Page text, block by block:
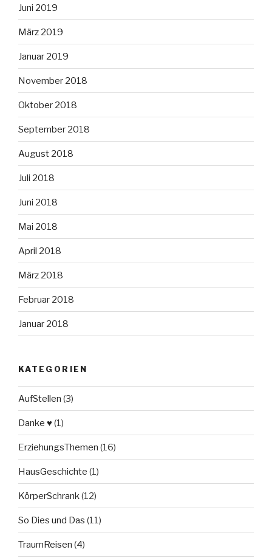
Juni 2019
März 2019
Januar 2019
November 2018
Oktober 2018
September 2018
August 2018
Juli 2018
Juni 2018
Mai 2018
April 2018
März 2018
Februar 2018
Januar 2018
KATEGORIEN
AufStellen (3)
Danke ♥(1)
ErziehungsThemen (16)
HausGeschichte (1)
KörperSchrank(12)
So Dies und Das (11)
TraumReisen (4)